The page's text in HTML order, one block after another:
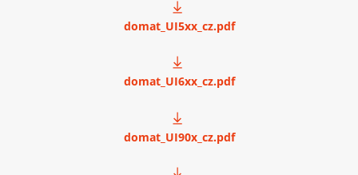
domat_UI5xx_cz.pdf
domat_UI6xx_cz.pdf
domat_UI90x_cz.pdf